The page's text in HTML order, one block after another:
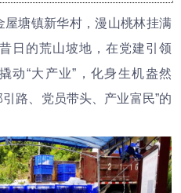
塘镇新华村，漫山桃林挂满
日的荒山坡地，在党建引领
动“大产业”，化身生机盎然
引路、党员带头、产业富民”的